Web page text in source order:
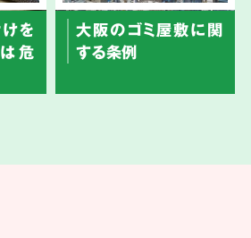
を
危
大阪のゴミ屋敷に関
する条例